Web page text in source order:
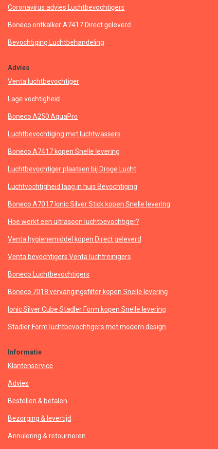
Coronavirus advies Luchtbevochtigers
Boneco ontkalker A7417 Direct geleverd
Bevochtiging Luchtbehandeling
Advies
Venta luchtbevochtiger
Lage vochtigheid
Boneco A250 AquaPro
Luchtbevochtiging met luchtwassers
Boneco A7417 kopen Snelle levering
Luchtbevochtiger plaatsen bij Droge Lucht
Luchtvochtigheid laag in huis Bevochtiging
Boneco A7017 Ionic Silver Stick kopen Snelle levering
Hoe werkt een ultrasoon luchtbevochtiger?
Venta hygienemiddel kopen Direct geleverd
Venta bevochtigers Venta luchtreinigers
Boneco Luchtbevochtigers
Boneco 7018 vervangingsfilter kopen Snelle levering
Ionic Silver Cube Stadler Form kopen Snelle levering
Stadler Form luchtbevochtigers met modern design
Informatie
Klantenservice
Advies
Bestellen & betalen
Bezorging & levertijd
Annulering & retourneren